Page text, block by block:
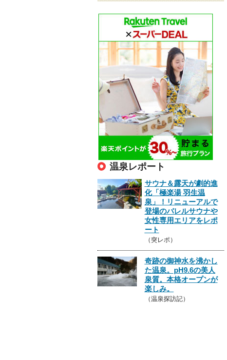
温泉レポート
サウナ＆露天が劇的進
化「極楽湯 羽生温
泉」！リニューアルで
登場のバレルサウナや
女性専用エリアをレポ
ート
（突レポ）
奇跡の御神水を沸かし
た温泉。pH9.6の美人
泉質。本格オープンが
楽しみ。
（温泉探訪記）